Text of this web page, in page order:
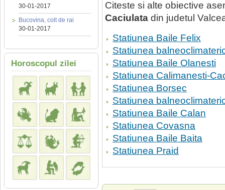
30-01-2017
Bucovina, colt de rai
30-01-2017
Horoscopul zilei
Citeste si alte obiective
Caciulata din judetul
Statiunea Baile Felix
Statiunea
Statiunea Baile Olanesti
Statiunea Calimanesti-
Statiunea Borsec
Statiunea
Statiunea Baile Calan
Statiunea Covasna
Statiunea Baile Baita
Statiunea Praid